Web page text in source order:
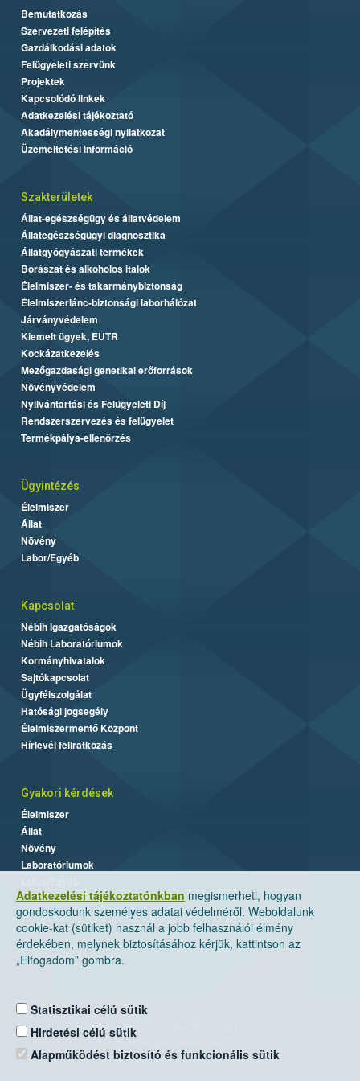
Adatkezelési tájékoztatónkban megismerheti, hogyan
gondoskodunk személyes adatai védelméről. Weboldalunk
cookie-kat (sütiket) használ a jobb felhasználói élmény
érdekében, melynek biztosításához kérjük, kattintson az
„Elfogadom” gombra.
Statisztikai célú sütik
Hirdetési célú sütik
Alapműködést biztosító és funkcionális sütik
Bemutatkozás
Szervezeti felépítés
Gazdálkodási adatok
Felügyeleti szervünk
Projektek
Kapcsolódó linkek
Adatkezelési tájékoztató
Akadálymentességi nyilatkozat
Üzemeltetési információ
Szakterületek
Állat-egészségügy és állatvédelem
Állategészségügyi diagnosztika
Állatgyógyászati termékek
Borászat és alkoholos italok
Élelmiszer- és takarmánybiztonság
Élelmiszerlánc-biztonsági laborhálózat
Járványvédelem
Kiemelt ügyek, EUTR
Kockázatkezelés
Mezőgazdasági genetikai erőforrások
Növényvédelem
Nyilvántartási és Felügyeleti Díj
Rendszerszervezés és felügyelet
Termékpálya-ellenőrzés
Ügyintézés
Élelmiszer
Állat
Növény
Labor/Egyéb
Kapcsolat
Nébih Igazgatóságok
Nébih Laboratóriumok
Kormányhivatalok
Sajtókapcsolat
Ügyfélszolgálat
Hatósági jogsegély
Élelmiszermentő Központ
Hírlevél feliratkozás
Gyakori kérdések
Élelmiszer
Állat
Növény
Laboratóriumok
Nemzeti Élelmiszerlánc-biztonsági Hivatal
Levelezési cím: 1525 Budapest. Pf. 30.